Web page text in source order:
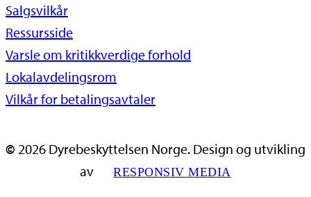
Salgsvilkår
Ressursside
Varsle om kritikkverdige forhold
Lokalavdelingsrom
Vilkår for betalingsavtaler
© 2026 Dyrebeskyttelsen Norge. Design og utvikling
av
RESPONSIV MEDIA